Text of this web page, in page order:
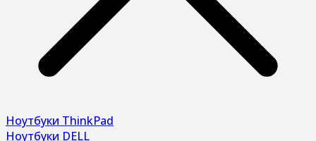
Ноутбуки ThinkPad
Ноутбуки DELL